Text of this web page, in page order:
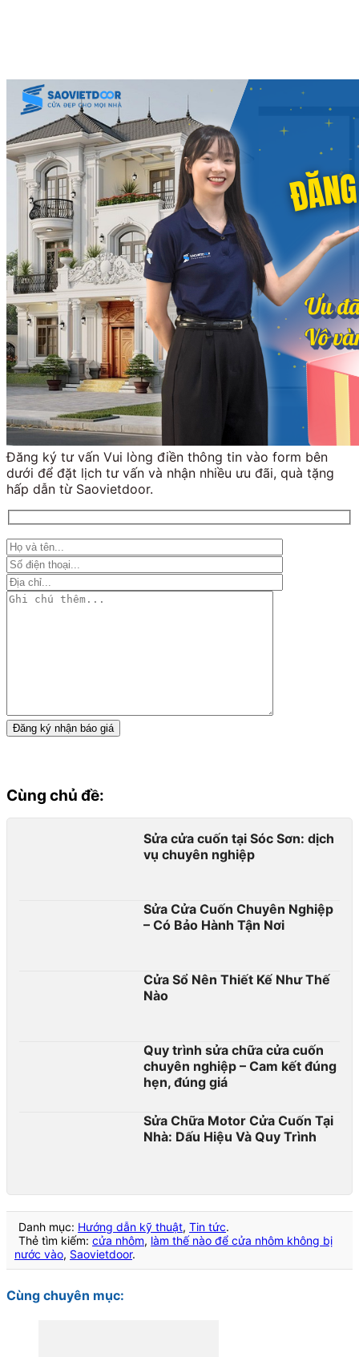
Đăng ký tư vấn Vui lòng điền thông tin vào form bên
dưới để đặt lịch tư vấn và nhận nhiều ưu đãi, quà tặng
hấp dẫn từ Saovietdoor.
Cùng chủ đề:
Sửa cửa cuốn tại Sóc Sơn: dịch
vụ chuyên nghiệp
Sửa Cửa Cuốn Chuyên Nghiệp
– Có Bảo Hành Tận Nơi
Cửa Sổ Nên Thiết Kế Như Thế
Nào
Quy trình sửa chữa cửa cuốn
chuyên nghiệp – Cam kết đúng
hẹn, đúng giá
Sửa Chữa Motor Cửa Cuốn Tại
Nhà: Dấu Hiệu Và Quy Trình
Danh mục: Hướng dẫn kỹ thuật, Tin tức.
Thẻ tìm kiếm: cửa nhôm, làm thế nào để cửa nhôm không bị
nước vào, Saovietdoor.
Cùng chuyên mục: